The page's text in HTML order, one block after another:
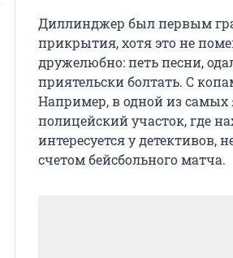
Диллинджер был первым
прикрытия, хотя это не
дружелюбно: петь песни,
приятельски болтать. С
Например, в одной из
полицейский участок, где
интересуется у детективов,
счетом бейсбольного матча.